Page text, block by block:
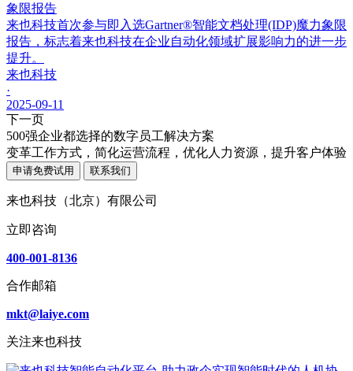
象限报告
来也科技首次参与即入选Gartner®智能文档处理(IDP)魔力象限
报告，标志着来也科技在企业自动化领域扩展影响力的进一步
提升。
来也科技
·
2025-09-11
下一页
500强企业都选择的数字员工解决方案
变革工作方式，简化运营流程，优化人力资源，提升客户体验
申请免费试用 联系我们
来也科技（北京）有限公司
立即咨询
400-001-8136
合作邮箱
mkt@laiye.com
关注来也科技